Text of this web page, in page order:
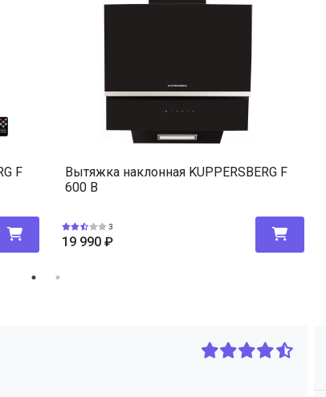
F
Вытяжка наклонная KUPPERSBERG F
600 B
3
19 990 ₽